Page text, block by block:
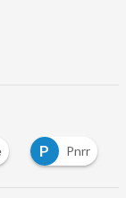
P Pnrr